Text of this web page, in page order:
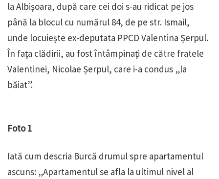
la Albișoara, după care cei doi s-au ridicat pe jos
până la blocul cu numărul 84, de pe str. Ismail,
unde locuiește ex-deputata PPCD Valentina Șerpul.
În fața clădirii, au fost întâmpinați de către fratele
Valentinei, Nicolae Șerpul, care i-a condus „la
băiat”.
Foto 1
Iată cum descria Burcă drumul spre apartamentul
ascuns: „Apartamentul se afla la ultimul nivel al